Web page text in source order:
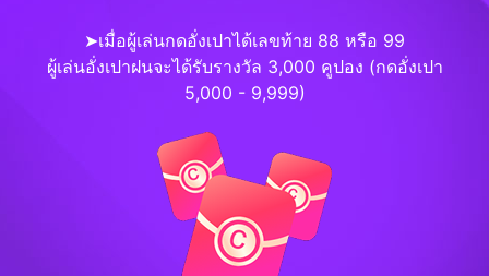
➤เมื่อผู้เล่นกดอั่งเปาได้เลขท้าย 88 หรือ 99
ผู้เล่นอั่งเปาฝนจะได้รับรางวัล 3,000 คูปอง (กดอั่งเปา
5,000 - 9,999)